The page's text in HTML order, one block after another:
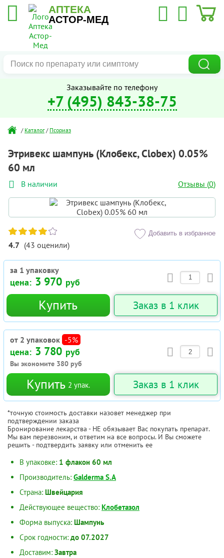
АПТЕКА
АСТОР-МЕД
Заказывайте по телефону
+7 (495) 843-38-75
/ Каталог / Псориаз
Этривекс шампунь (Клобекс, Clobex) 0.05%
60 мл
В наличии Отзывы (0)
4.7 (43 оценили)
Добавить в избранное
за 1 упаковку
цена: 3 970 руб
Купить Заказ в 1 клик
от 2 упаковок -5%
цена: 3 780 руб
Вы экономите 380 руб
Купить 2 упак. Заказ в 1 клик
*точную стоимость доставки назовет менеджер при
подтверждении заказа
Бронирование лекарства - НЕ обязывает Вас покупать препарат.
Мы вам перезвоним, и ответим на все вопросы. И Вы сможете
решить - подтвердить заявку или отменить ее
В упаковке: 1 флакон 60 мл
Производитель: Galderma S.A
Страна: Швейцария
Действующее вещество: Клобетазол
Форма выпуска: Шампунь
Срок годности: до 07.2027
Доставим: Завтра